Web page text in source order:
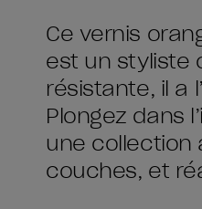
Ce vernis
est un styliste
résistante, il a
Plongez dans
une collection
couches, et